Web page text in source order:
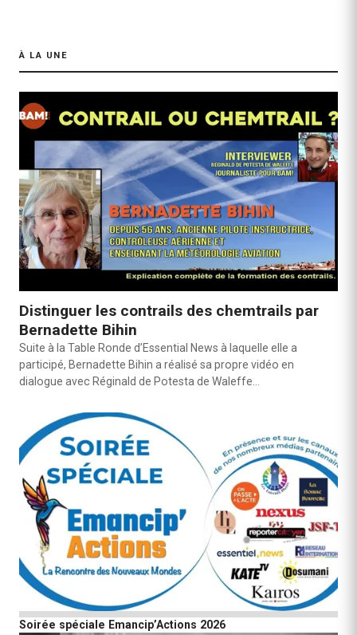
À LA UNE
Distinguer les contrails des chemtrails par
Bernadette Bihin
Suite à la Table Ronde d’Essential News à laquelle elle a
participé, Bernadette Bihin a réalisé sa propre vidéo en
dialogue avec Réginald de Potesta de Waleffe…
Soirée spéciale Emancip’Actions 2026